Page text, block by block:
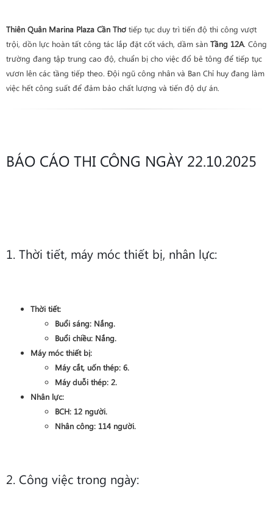
Thiên Quân Marina Plaza Cần Thơ tiếp tục duy trì tiến độ thi công vượt
trội, dồn lực hoàn tất công tác lắp đặt cốt vách, dầm sàn Tầng 12A. Công
trường đang tập trung cao độ, chuẩn bị cho việc đổ bê tông để tiếp tục
vươn lên các tầng tiếp theo. Đội ngũ công nhân và Ban Chỉ huy đang làm
việc hết công suất để đảm bảo chất lượng và tiến độ dự án.
BÁO CÁO THI CÔNG NGÀY 22.10.2025
1. Thời tiết, máy móc thiết bị, nhân lực:
Thời tiết:
Buổi sáng: Nắng.
Buổi chiều: Nắng.
Máy móc thiết bị:
Máy cắt, uốn thép: 6.
Máy duỗi thép: 2.
Nhân lực:
BCH: 12 người.
Nhân công: 114 người.
2. Công việc trong ngày: